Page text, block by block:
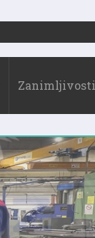
Zanimljivosti